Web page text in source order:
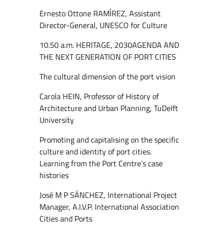
Ernesto Ottone RAMÍREZ, Assistant
Director-General, UNESCO for Culture
10.50 a.m. HERITAGE, 2030AGENDA AND
THE NEXT GENERATION OF PORT CITIES
The cultural dimension of the port vision
Carola HEIN, Professor of History of
Architecture and Urban Planning, TuDelft
University
Promoting and capitalising on the specific
culture and identity of port cities.
Learning from the Port Centre’s case
histories
José M P SÁNCHEZ, International Project
Manager, A.I.V.P. International Association
Cities and Ports